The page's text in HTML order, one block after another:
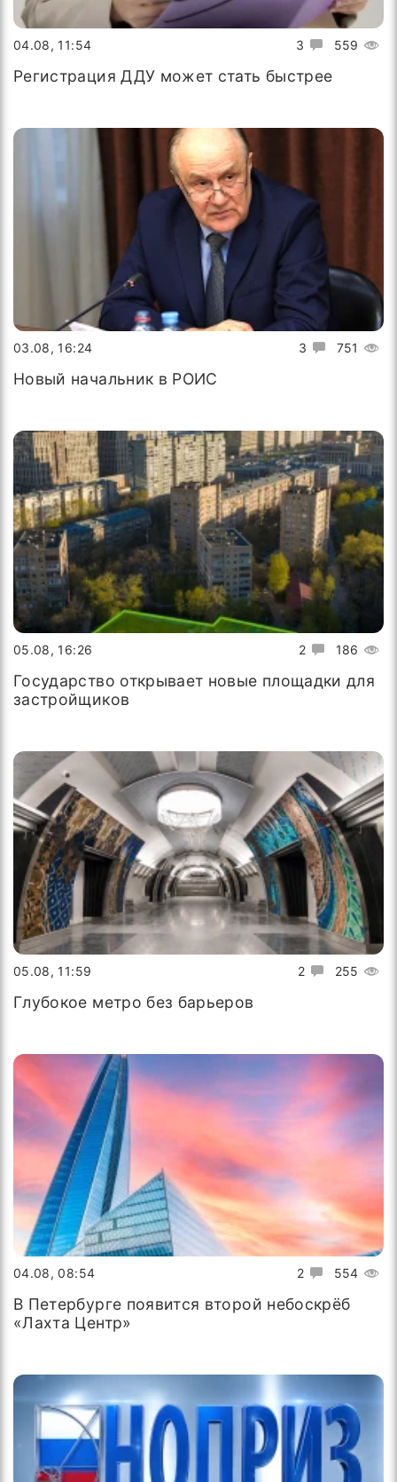
3 559
04.08, 11:54
Регистрация ДДУ может стать быстрее
3 751
03.08, 16:24
Новый начальник в РОИС
2 186
05.08, 16:26
Государство открывает новые площадки для
застройщиков
2 255
05.08, 11:59
Глубокое метро без барьеров
2 554
04.08, 08:54
В Петербурге появится второй небоскрёб
«Лахта Центр»